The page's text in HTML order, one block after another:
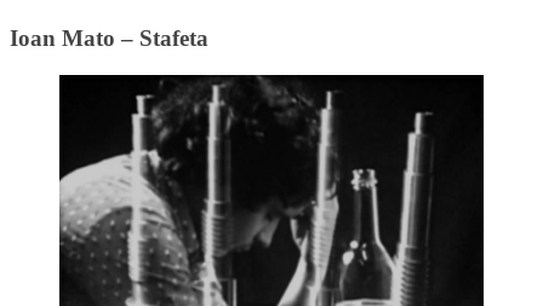
Ioan Mato – Stafeta